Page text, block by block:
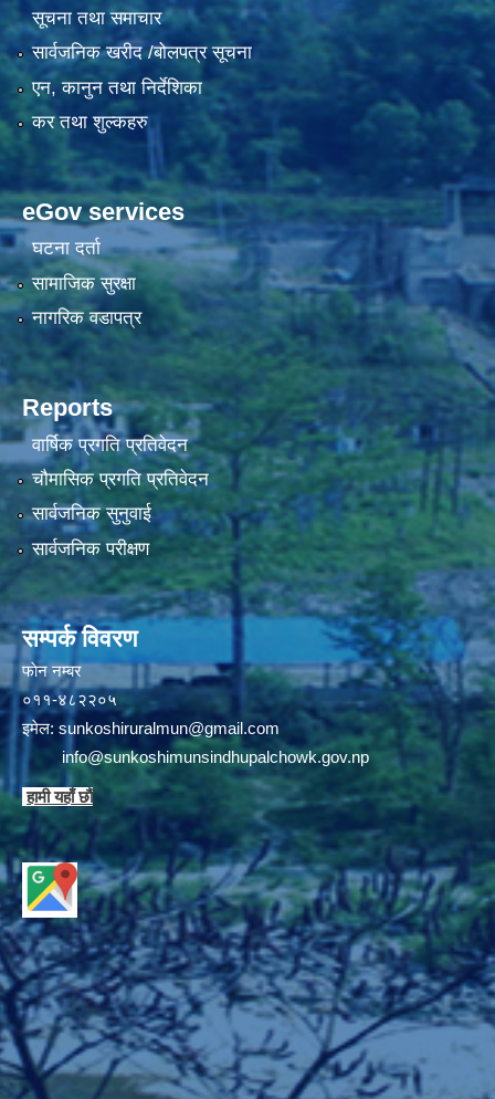
सूचना तथा समाचार
सार्वजनिक खरीद /बोलपत्र सूचना
एन, कानुन तथा निर्देशिका
कर तथा शुल्कहरु
eGov services
घटना दर्ता
सामाजिक सुरक्षा
नागरिक वडापत्र
Reports
वार्षिक प्रगति प्रतिवेदन
चौमासिक प्रगति प्रतिवेदन
सार्वजनिक सुनुवाई
सार्वजनिक परीक्षण
सम्पर्क विवरण
फाेन न‌‍‍‍‌‌म्बर
०११-४८२२०५
इमेल: sunkoshiruralmun@gmail.com
info@sunkoshimunsindhupalchowk.gov.np
हामी यहाँ छाै‌ं